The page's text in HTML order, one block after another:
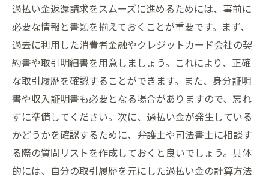
過払い金返還請求をスムーズに進めるためには、事前に
必要な情報と書類を揃えておくことが重要です。まず、
過去に利用した消費者金融やクレジットカード会社の契
約書や取引明細書を用意しましょう。これにより、正確
な取引履歴を確認することができます。また、身分証明
書や収入証明書も必要となる場合がありますので、忘れ
ずに準備してください。次に、過払い金が発生している
かどうかを確認するために、弁護士や司法書士に相談す
る際の質問リストを作成しておくと良いでしょう。具体
的には、自分の取引履歴を元にした過払い金の計算方法